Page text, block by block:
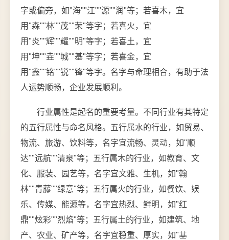
字或偏旁，如"海""江""源""润"等；若喜木，宜
用"森""林""茂""荣"等字；若喜火，宜
用"炎""辉""耀""明"等字；若喜土，宜
用"坤""垚""城""基"等字；若喜金，宜
用"鑫""铭""锐""锋"等字。名字与命理相合，有助于法
人运势顺畅，企业发展顺利。
行业属性是起名的重要考量。不同行业有其特定
的五行属性与命名风格。五行属水的行业，如贸易、
物流、旅游、饮料等，名字宜流畅、灵动，如"顺
达""远航""清泉"等；五行属木的行业，如教育、文
化、服装、园艺等，名字宜文雅、生机，如"翰
林""青藤""绿意"等；五行属火的行业，如餐饮、娱
乐、传媒、能源等，名字宜热烈、鲜明，如"红
鼎""炫彩""烈焰"等；五行属土的行业，如建筑、地
产、农业、矿产等，名字宜稳重、厚实，如"基